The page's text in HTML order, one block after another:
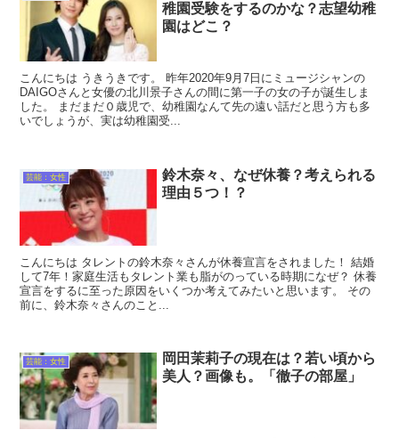
稚園受験をするのかな？志望幼稚
園はどこ？
こんにちは うきうきです。 昨年2020年9月7日にミュージシャンの
DAIGOさんと女優の北川景子さんの間に第一子の女の子が誕生しま
した。 まだまだ０歳児で、幼稚園なんて先の遠い話だと思う方も多
いでしょうが、実は幼稚園受...
芸能：女性
鈴木奈々、なぜ休養？考えられる
理由５つ！？
こんにちは タレントの鈴木奈々さんが休養宣言をされました！ 結婚
して7年！家庭生活もタレント業も脂がのっている時期になぜ？ 休養
宣言をするに至った原因をいくつか考えてみたいと思います。 その
前に、鈴木奈々さんのこと...
芸能：女性
岡田茉莉子の現在は？若い頃から
美人？画像も。「徹子の部屋」